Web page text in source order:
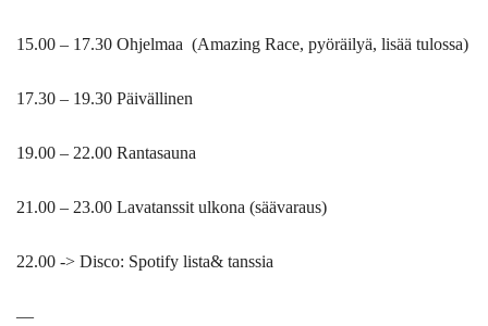
15.00 – 17.30 Ohjelmaa (Amazing Race, pyöräilyä, lisää tulossa)
17.30 – 19.30 Päivällinen
19.00 – 22.00 Rantasauna
21.00 – 23.00 Lavatanssit ulkona (säävaraus)
22.00 -> Disco: Spotify lista& tanssia
—